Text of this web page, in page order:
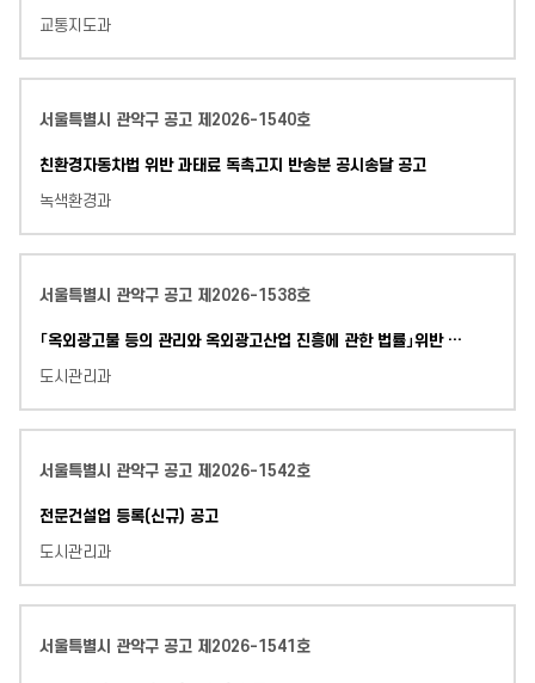
교통지도과
서울특별시 관악구 공고 제2026-1540호
친환경자동차법 위반 과태료 독촉고지 반송분 공시송달 공고
녹색환경과
서울특별시 관악구 공고 제2026-1538호
「옥외광고물 등의 관리와 옥외광고산업 진흥에 관한 법률」위반 과태료 부과처분 공시송달 공고
도시관리과
서울특별시 관악구 공고 제2026-1542호
전문건설업 등록(신규) 공고
도시관리과
서울특별시 관악구 공고 제2026-1541호